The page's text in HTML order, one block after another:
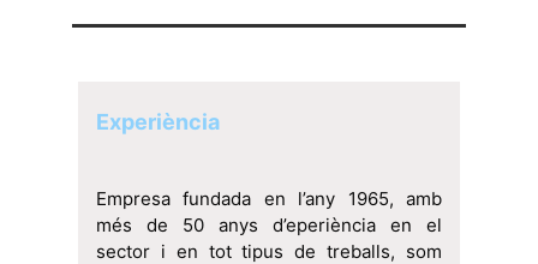
Experiència
Empresa fundada en l’any 1965, amb
més de 50 anys d’eperiència en el
sector i en tot tipus de treballs, som